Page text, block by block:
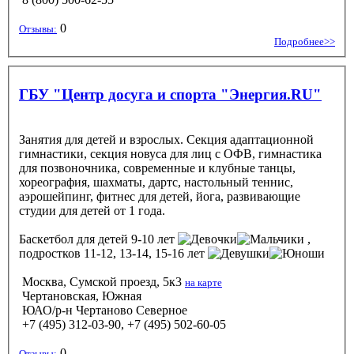
Отзывы: 0
Подробнее>>
ГБУ "Центр досуга и спорта "Энергия.RU"
Занятия для детей и взрослых. Секция адаптационной
гимнастики, секция новуса для лиц с ОФВ, гимнастика
для позвоночника, современные и клубные танцы,
хореография, шахматы, дартс, настольный теннис,
аэрошейпинг, фитнес для детей, йога, развивающие
студии для детей от 1 года.
Баскетбол для детей 9-10 лет
,
подростков 11-12, 13-14, 15-16 лет
Москва, Сумской проезд, 5к3 на карте
Чертановская, Южная
ЮАО/р-н Чертаново Северное
+7 (495) 312-03-90, +7 (495) 502-60-05